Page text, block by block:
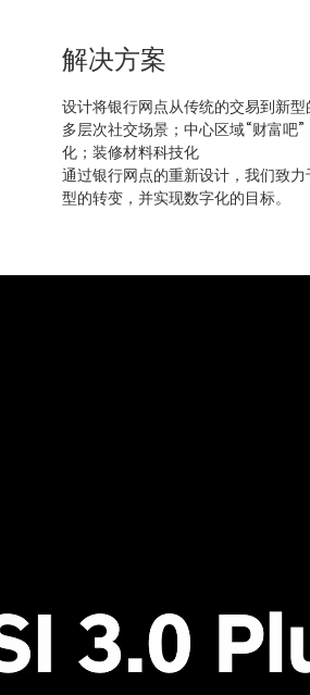
解决方案
设计将银行网点从传统的交易到新型
多层次社交场景；中心区域“财富吧”
化；装修材料科技化
通过银行网点的重新设计，我们致
型的转变，并实现数字化的目标。